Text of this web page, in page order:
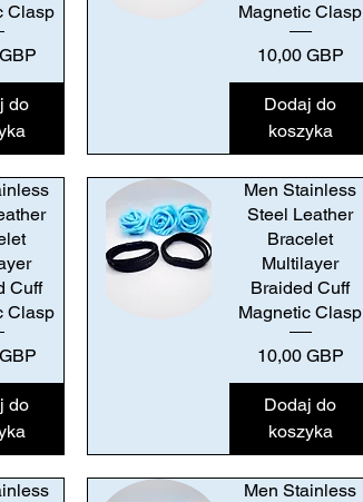
Clasp
do
Magnetic Clasp
Cena
10,00 GBP
Dodaj do
koszyka
Cuff
Clasp
do
Men Stainless
Steel Leather
Bracelet
Multilayer
Braided Cuff
Magnetic Clasp
Cena
10,00 GBP
Dodaj do
koszyka
Men Stainless